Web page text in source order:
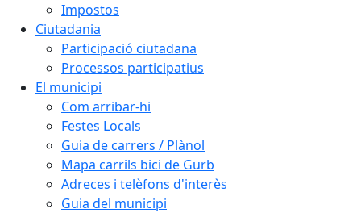
Impostos
Ciutadania
Participació ciutadana
Processos participatius
El municipi
Com arribar-hi
Festes Locals
Guia de carrers / Plànol
Mapa carrils bici de Gurb
Adreces i telèfons d'interès
Guia del municipi